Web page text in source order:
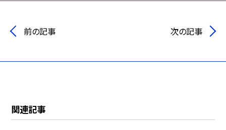
前の記事 次の記事
関連記事